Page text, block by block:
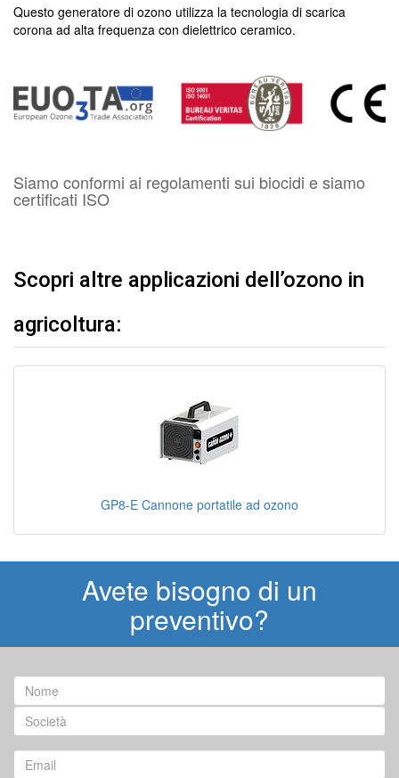
Questo generatore di ozono utilizza la tecnologia di scarica
corona ad alta frequenza con dielettrico ceramico.
Siamo conformi ai regolamenti sui biocidi e siamo
certificati ISO
Scopri altre applicazioni dell’ozono in
agricoltura:
GP8-E Cannone portatile ad ozono
Avete bisogno di un
preventivo?
Nome
Società
Email